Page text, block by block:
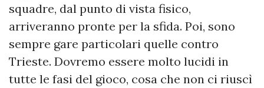
squadre, dal punto di vista fisico,
arriveranno pronte per la sfida. Poi, sono
sempre gare particolari quelle contro
Trieste. Dovremo essere molto lucidi in
tutte le fasi del gioco, cosa che non ci riuscì